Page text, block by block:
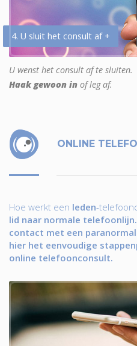
4. U sluit het consult af +
U wenst het consult af te sluiten.
Haak gewoon in of leg af.
ONLINE
Hoe werkt een leden-
lid naar normale
contact met een
hier het eenvoudige
online telefoonconsult.